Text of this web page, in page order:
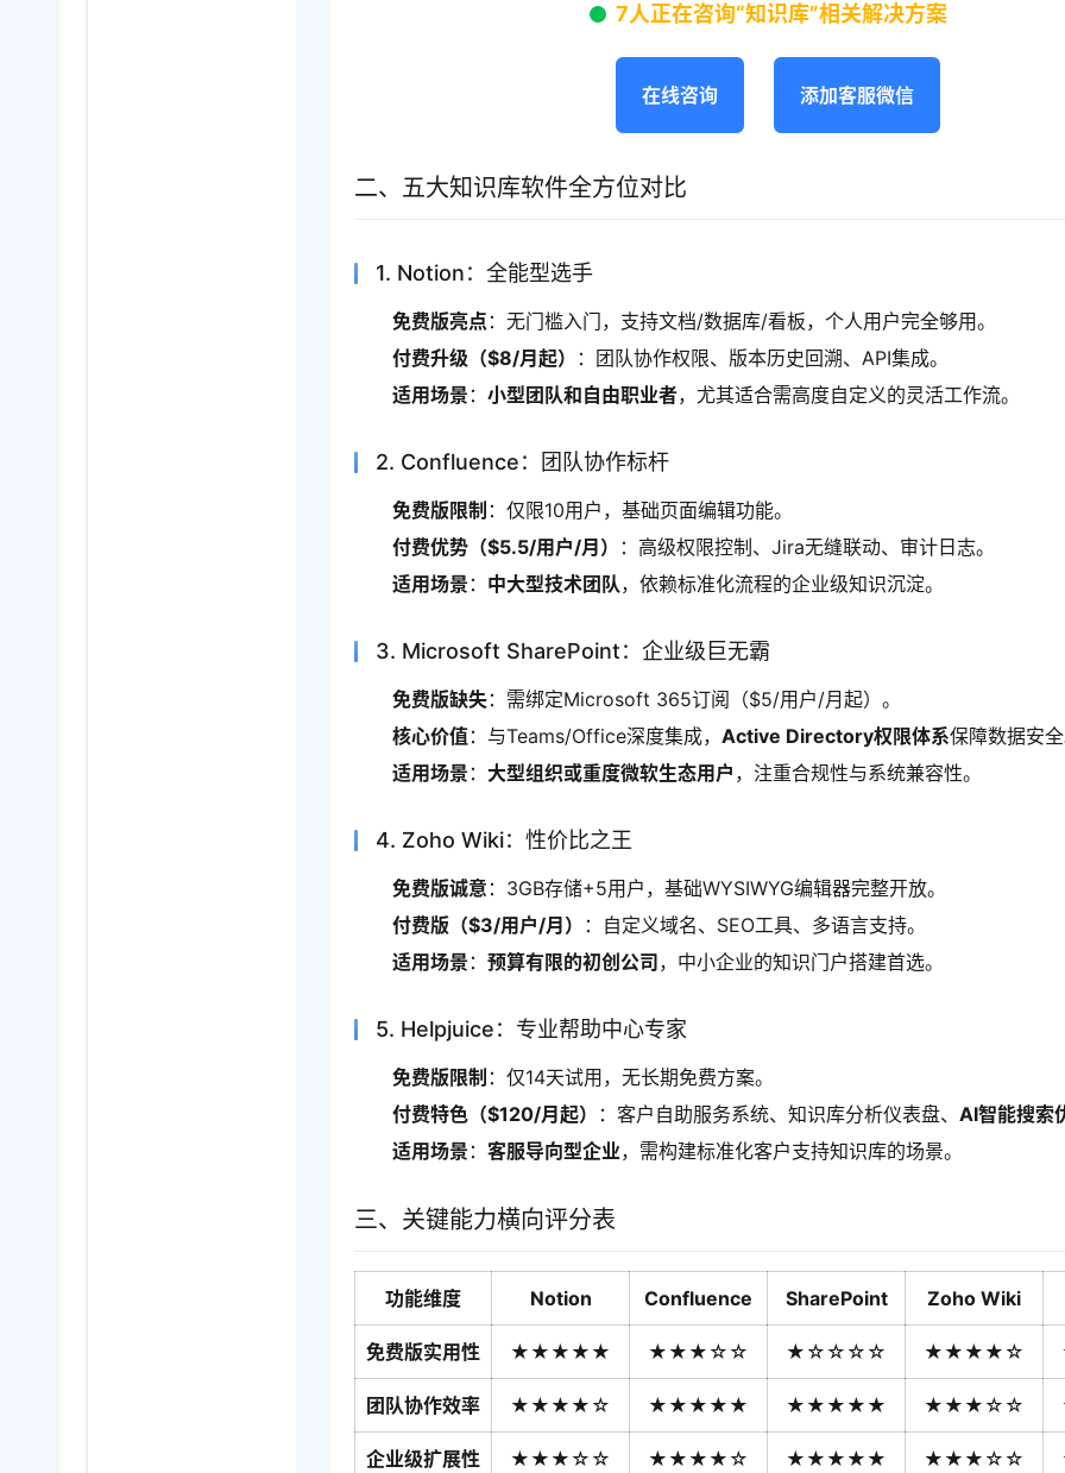
7人正在咨询“知识库”相关解决方案
在线咨询 添加客服微信
二、五大知识库软件全方位对比
1. Notion：全能型选手
免费版亮点 ：无门槛入门，支持文档/数据库/看板，个人用户完全够用。
付费升级（$8/月起）
：团队协作权限、版本历史回溯、API集成。
适用场景 ：小型团队和自由职业者，尤其适合需高度自定义的灵活工作流。
2. Confluence：团队协作标杆
免费版限制 ：仅限10用户，基础页面编辑功能。
付费优势（$5.5/用户/月）
：高级权限控制、Jira无缝联动、审计日志。
适用场景 ： 中大型技术团队，依赖标准化流程的企业级知识沉淀。
3. Microsoft SharePoint：企业级巨无霸
免费版缺失：需绑定Microsoft 365订阅（$5/用户/月起）。
核心价值：与Teams/Office深度集成，Active Directory权限体系保障数据安
适用场景 ：大型组织或重度微软生态用户 ，注重合规性与系统兼容性。
4. Zoho Wiki：性价比之王
免费版诚意 ：3GB存储+5用户，基础WYSIWYG编辑器完整开放。
付费版（$3/用户/月）
：自定义域名、SEO工具、多语言支持。
适用场景 ：预算有限的初创公司 ，中小企业的知识门户搭建首选。
5. Helpjuice：专业帮助中心专家
免费版限制 ：仅14天试用，无长期免费方案。
付费特色（$120/月起）
：客户自助服务系统、知识库分析仪表盘、AI智能搜索
适用场景 ：客服导向型企业，需构建标准化客户支持知识库的场景。
三、关键能力横向评分表
功能维度 Notion Confluence SharePoint Zoho Wiki
免费版实用性 ★★★★★ ★★★☆☆ ★☆☆☆☆ ★★★★☆
团队协作效率 ★★★★☆ ★★★★★ ★★★★★ ★★★☆☆
企业级扩展性 ★★★☆☆ ★★★★☆ ★★★★★ ★★★☆☆